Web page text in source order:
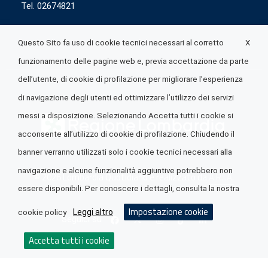
Tel. 02674821
© 2026 Lombardia Quotidiano è realizzato daA.R.I.A.
Seguici su
X
Questo Sito fa uso di cookie tecnici necessari al corretto
funzionamento delle pagine web e, previa accettazione da parte
dell’utente, di cookie di profilazione per migliorare l’esperienza
di navigazione degli utenti ed ottimizzare l’utilizzo dei servizi
messi a disposizione. Selezionando Accetta tutti i cookie si
acconsente all’utilizzo di cookie di profilazione. Chiudendo il
banner verranno utilizzati solo i cookie tecnici necessari alla
navigazione e alcune funzionalità aggiuntive potrebbero non
essere disponibili. Per conoscere i dettagli, consulta la nostra
cookie policy Leggi altro Impostazione cookie
Accetta tutti i cookie